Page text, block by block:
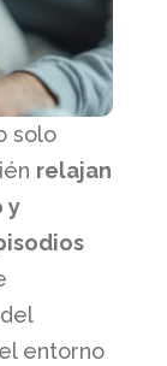
solo
relajan
y
entorno